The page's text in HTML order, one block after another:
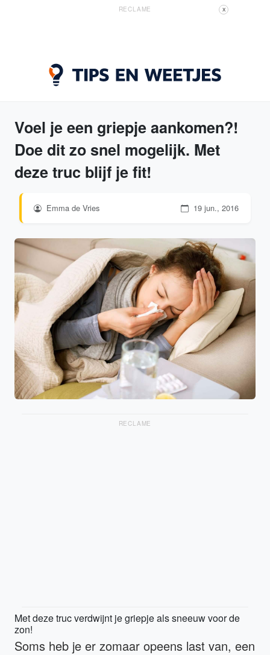
RECLAME X
Voel je een griepje aankomen?!
Doe dit zo snel mogelijk. Met
deze truc blijf je fit!
Emma de Vries 19 jun., 2016
RECLAME
Met deze truc verdwijnt je griepje als sneeuw voor de
zon!
Soms heb je er zomaar opeens last van, een